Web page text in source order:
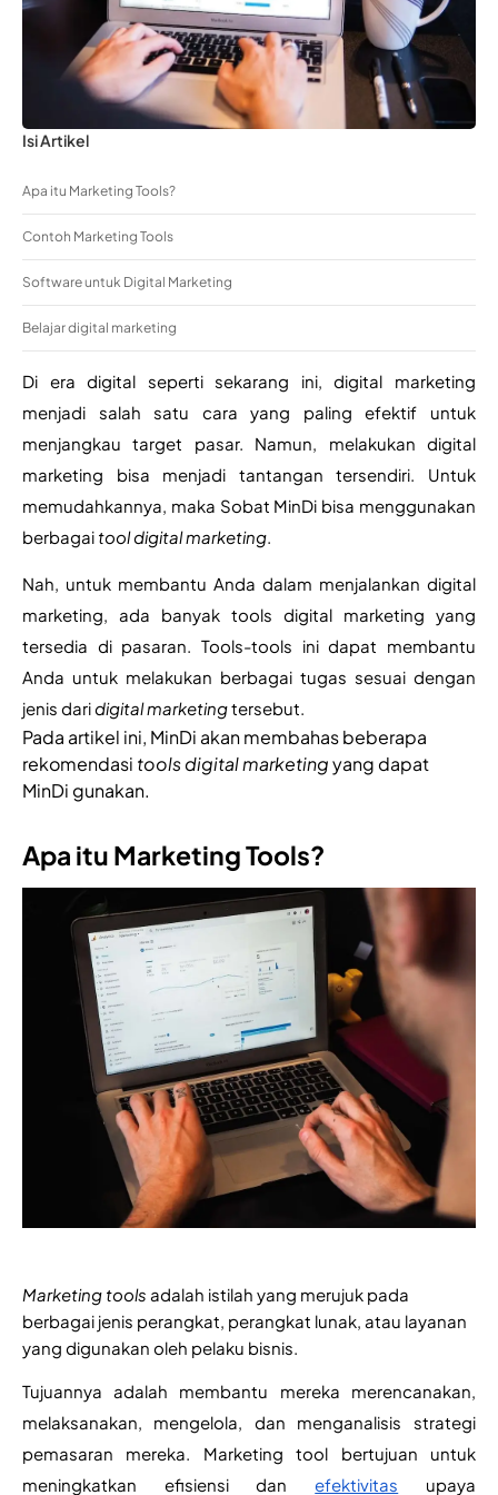
Isi Artikel
Apa itu Marketing Tools?
Contoh Marketing Tools
Software untuk Digital Marketing
Belajar digital marketing
Di era digital seperti sekarang ini, digital marketing
menjadi salah satu cara yang paling efektif untuk
menjangkau target pasar. Namun, melakukan digital
marketing bisa menjadi tantangan tersendiri. Untuk
memudahkannya, maka Sobat MinDi bisa menggunakan
berbagai tool digital marketing.
Nah, untuk membantu Anda dalam menjalankan digital
marketing, ada banyak tools digital marketing yang
tersedia di pasaran. Tools-tools ini dapat membantu
Anda untuk melakukan berbagai tugas sesuai dengan
jenis dari digital marketing tersebut.
Pada artikel ini, MinDi akan membahas beberapa
rekomendasi tools digital marketing yang dapat
MinDi gunakan.
Apa itu Marketing Tools?
Marketing tools adalah istilah yang merujuk pada
berbagai jenis perangkat, perangkat lunak, atau layanan
yang digunakan oleh pelaku bisnis.
Tujuannya adalah membantu mereka merencanakan,
melaksanakan, mengelola, dan menganalisis strategi
pemasaran mereka. Marketing tool bertujuan untuk
meningkatkan efisiensi dan efektivitas upaya